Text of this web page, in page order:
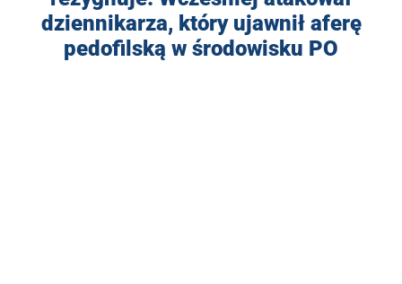
dziennikarza, który ujawnił aferę
pedofilską w środowisku PO